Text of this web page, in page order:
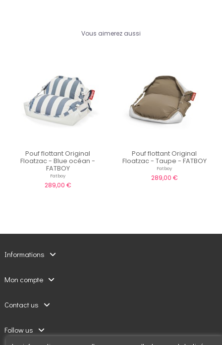
Vous aimerez aussi
Pouf flottant Original
Floatzac - Blue océan -
FATBOY
Fatboy
289,00 €
Pouf flottant Original
Floatzac - Taupe - FATBOY
Fatboy
289,00 €
Informations
Mon compte
Contact us
Follow us